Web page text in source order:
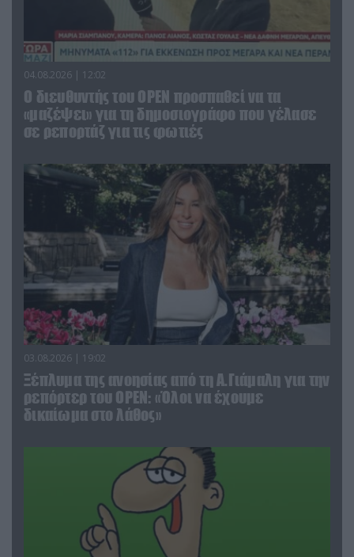
04.08.2026 | 12:02
O διευθυντής του OPEN προσπαθεί να τα
«μαζέψει» για τη δημοσιογράφο που γέλασε
σε ρεπορτάζ για τις φωτιές
03.08.2026 | 19:02
Ξέπλυμα της ανοησίας από τη Α.Γιάμαλη για την
ρεπόρτερ του ΟΡΕΝ: «Όλοι να έχουμε
δικαίωμα στο λάθος»